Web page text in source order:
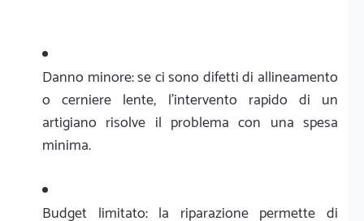
Danno minore: se ci sono difetti di allineamento
o cerniere lente, l'intervento rapido di un
artigiano risolve il problema con una spesa
minima.
Budget limitato: la riparazione permette di